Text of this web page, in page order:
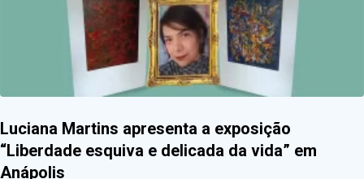
Luciana Martins apresenta a exposição
“Liberdade esquiva e delicada da vida” em
Anápolis